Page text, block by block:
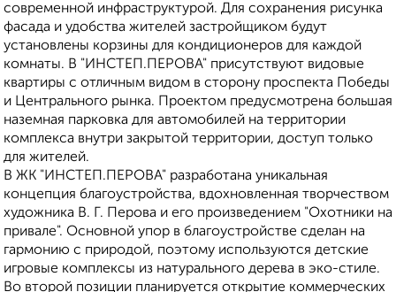
современной инфраструктурой. Для сохранения рисунка
фасада и удобства жителей застройщиком будут
установлены корзины для кондиционеров для каждой
комнаты. В "ИНСТЕП.ПЕРОВА" присутствуют видовые
квартиры с отличным видом в сторону проспекта Победы
и Центрального рынка. Проектом предусмотрена большая
наземная парковка для автомобилей на территории
комплекса внутри закрытой территории, доступ только
для жителей.
В ЖК "ИНСТЕП.ПЕРОВА" разработана уникальная
концепция благоустройства, вдохновленная творчеством
художника В. Г. Перова и его произведением "Охотники на
привале". Основной упор в благоустройстве сделан на
гармонию с природой, поэтому используются детские
игровые комплексы из натурального дерева в эко-стиле.
Во второй позиции планируется открытие коммерческих